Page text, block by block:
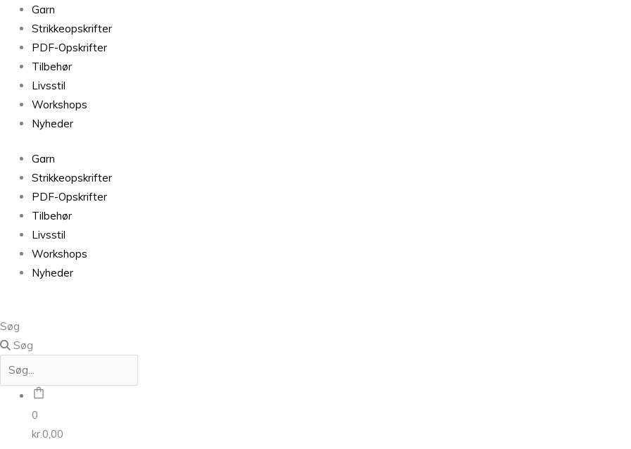
Garn
Strikkeopskrifter
PDF-Opskrifter
Tilbehør
Livsstil
Workshops
Nyheder
Garn
Strikkeopskrifter
PDF-Opskrifter
Tilbehør
Livsstil
Workshops
Nyheder
Søg
Søg
0
kr.0,00